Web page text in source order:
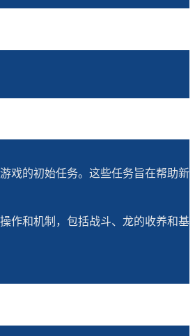
戏的初始任务。这些任务旨在帮助新
作和机制，包括战斗、龙的收养和基